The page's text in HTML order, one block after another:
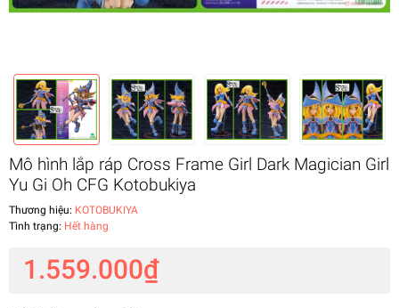
Mô hình lắp ráp Cross Frame Girl Dark Magician Girl
Yu Gi Oh CFG Kotobukiya
Thương hiệu: KOTOBUKIYA
Tình trạng: Hết hàng
1.559.000₫